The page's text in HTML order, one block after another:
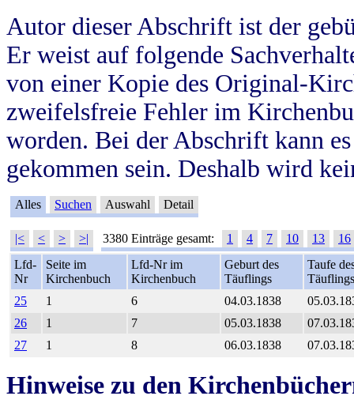
Autor dieser Abschrift ist der
Er weist auf folgende
von einer Kopie des Original-
zweifelsfreie Fehler im
worden. Bei der Abschrift kann
gekommen sein. Deshalb wird
Alles Suchen Auswahl Detail
|< < > >| 3380 Einträge gesamt: 1 4 7 10 13
16
Lfd-
Nr
Seite im
Kirchenbuch
Lfd-Nr im
Kirchenbuch
Geburt des
Täuflings
Taufe
Täuflings
25
1 6 04.03.1838
26
1 7 05.03.1838
27
1 8 06.03.1838
Hinweise zu den